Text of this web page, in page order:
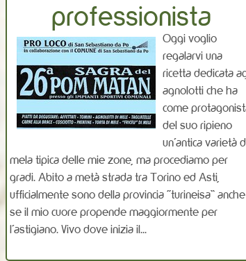
professionista
Oggi voglio
regalarvi una
ricetta dedicata
agnolotti che ha
come
del suo ripieno
un’antica varietà
mela tipica delle mie zone, ma procediamo per
gradi. Abito a metà strada tra Torino ed Asti,
ufficialmente sono della provincia “turineisa” anche
se il mio cuore propende maggiormente per
l’astigiano. Vivo dove inizia il...